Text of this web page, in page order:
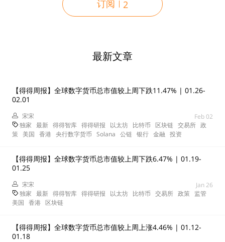
订阅 2
最新文章
【得得周报】全球数字货币总市值较上周下跌11.47% | 01.26-
02.01
宋宋
Feb 02
独家 最新 得得智库 得得研报 以太坊 比特币 区块链 交易所 政
策 美国 香港 央行数字货币 Solana 公链 银行 金融 投资
【得得周报】全球数字货币总市值较上周下跌6.47% | 01.19-
01.25
宋宋
Jan 26
独家 最新 得得智库 得得研报 以太坊 比特币 交易所 政策 监管
美国 香港 区块链
【得得周报】全球数字货币总市值较上周上涨4.46% | 01.12-
01.18